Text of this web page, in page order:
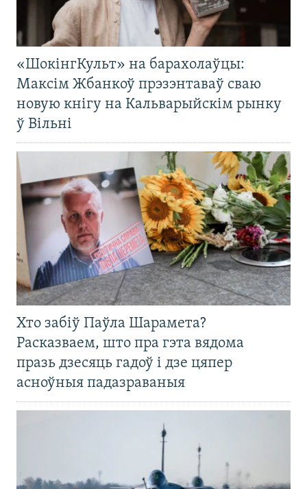
«ШокінгКульт» на барахолаўцы:
Максім Жбанкоў прэзэнтаваў сваю
новую кнігу на Кальварыйскім рынку
ў Вільні
Хто забіў Паўла Шарамета?
Расказваем, што пра гэта вядома
празь дзесяць гадоў і дзе цяпер
асноўныя падазраваныя